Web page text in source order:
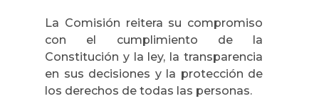
La Comisión reitera su compromiso
con el cumplimiento de la
Constitución y la ley, la transparencia
en sus decisiones y la protección de
los derechos de todas las personas.